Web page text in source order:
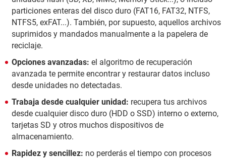
particiones enteras del disco duro (FAT16, FAT32, NTFS,
NTFS5, exFAT...). También, por supuesto, aquellos archivos
suprimidos y mandados manualmente a la papelera de
reciclaje.
Opciones avanzadas: el algoritmo de recuperación
avanzada te permite encontrar y restaurar datos incluso
desde unidades no detectadas.
Trabaja desde cualquier unidad: recupera tus archivos
desde cualquier disco duro (HDD o SSD) interno o externo,
tarjetas SD y otros muchos dispositivos de
almacenamiento.
Rapidez y sencillez: no perderás el tiempo con procesos